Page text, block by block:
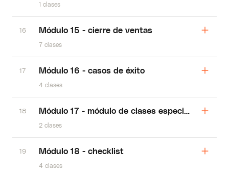
1 clases
16 Módulo 15 - cierre de ventas
7 clases
17 Módulo 16 - casos de éxito
4 clases
18 Módulo 17 - módulo de clases especiales
2 clases
19 Módulo 18 - checklist
4 clases